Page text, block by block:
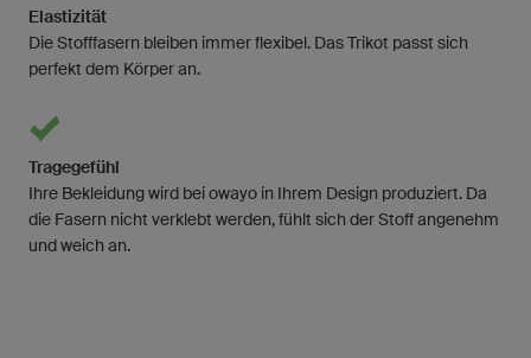
Elastizität
Die Stofffasern bleiben immer flexibel. Das Trikot passt sich
perfekt dem Körper an.
Tragegefühl
Ihre Bekleidung wird bei owayo in Ihrem Design produziert. Da
die Fasern nicht verklebt werden, fühlt sich der Stoff angenehm
und weich an.